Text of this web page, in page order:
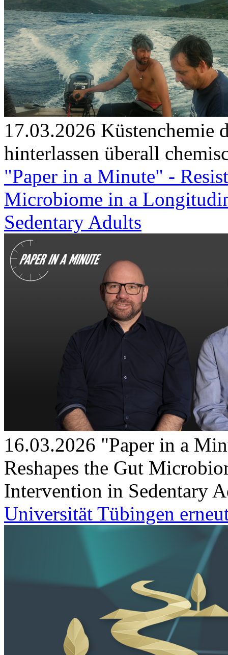
17.03.2026 Küstenchemie
hinterlassen überall
"Paper in a Minute" -
Microbiome in a
Sedentary Adults
16.03.2026 "Paper in a
Reshapes the Gut
Intervention in Sedentary
Universität Tübingen